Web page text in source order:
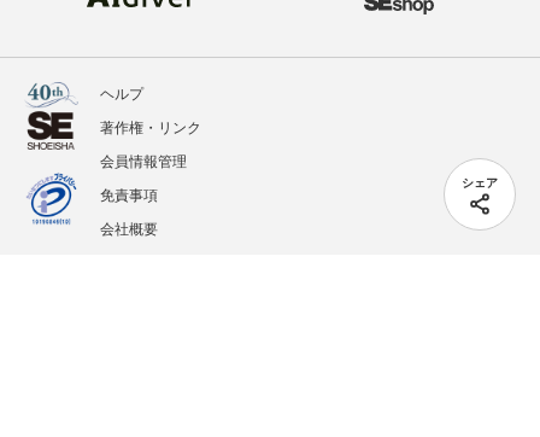
シェア
ヘルプ
著作権・リンク
会員情報管理
免責事項
会社概要